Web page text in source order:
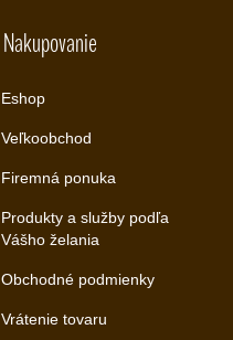
Nakupovanie
Eshop
Veľkoobchod
Firemná ponuka
Produkty a služby podľa
Vášho želania
Obchodné podmienky
Vrátenie tovaru